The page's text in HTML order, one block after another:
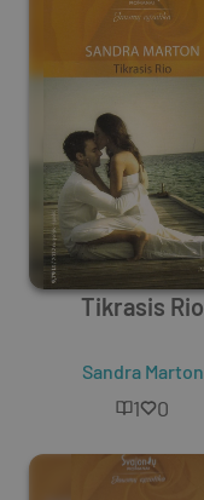
Tikrasis Rio
Sandra Marton
1 0